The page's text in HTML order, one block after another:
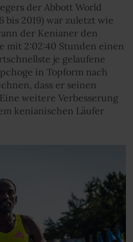
der Abbott World
bis 2019) war zuletzt wie
der Kenianer den
mit 2:02:40 Stunden einen
je gelaufene
in Topform nach
dass er seinen
weitere Verbesserung
kenianischen Läufer